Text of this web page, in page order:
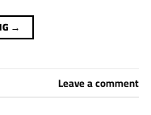
→
Leave a comment